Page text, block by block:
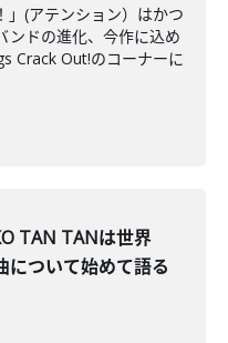
(アテンション）はかつ
ンドの進化、今作に込め
Crack Out!のコーナーに
TAN TANは世界
について始めて語る